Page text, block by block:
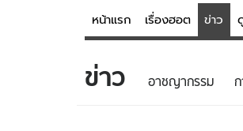
หน้าแรก เรื่องฮอต ข่าว
ข่าว
ข่าว อาชญากรรม ก